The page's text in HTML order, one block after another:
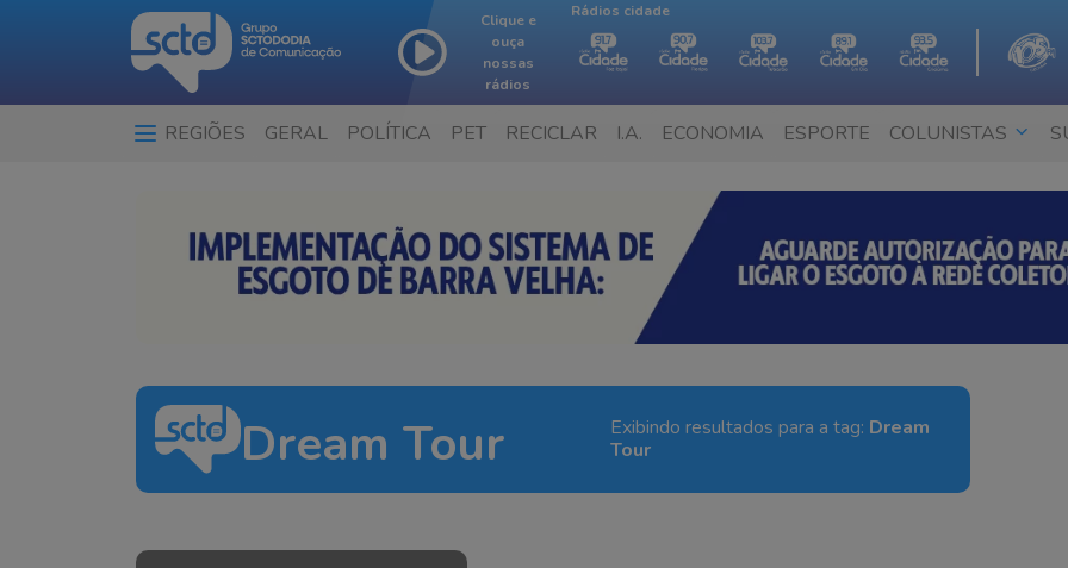
Clique e
ouça
nossas
rádios
Rádios cidade
REGIÕES GERAL POLÍTICA PET RECICLAR I.A. ECONOMIA ESPORTE COLUNISTAS
Dream Tour Exibindo resultados para a tag: Dream
Tour